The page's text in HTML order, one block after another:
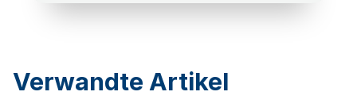
Verwandte Artikel